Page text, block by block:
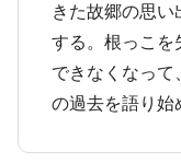
きた故郷の思
する。根っこを
できなくなって
の過去を語り